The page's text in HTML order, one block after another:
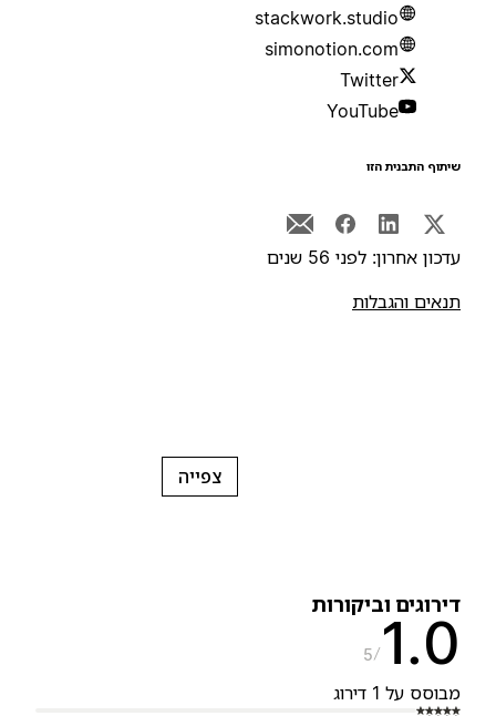
stackwork.studio
simonotion.com
Twitter
YouTube
התבנית הזו
אחרון: לפני 56 שנים
והגבלות
צפייה
וביקורות
על 1 דירוג